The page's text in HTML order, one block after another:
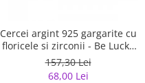
Cercei argint 925 gargarite cu
floricele si zirconii - Be Lucky
EST0022
157,30 Lei
68,00 Lei